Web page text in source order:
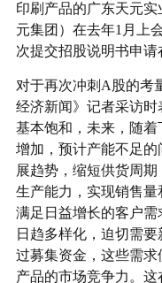
印刷产品的广东天元
元集团）在去年1月上
次提交招股说明书申请
对于再次冲刺A股的考
经济新闻》记者采访
基本饱和，未来，随
增加，预计产能不足
展趋势，缩短供货周
生产能力，实现销售
满足日益增长的客户
日趋多样化，迫切需
过募集资金，这些需
产品的市场竞争力。